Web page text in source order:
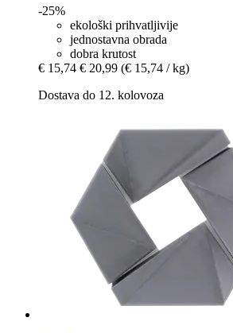
-25%
ekološki prihvatljivije
jednostavna obrada
dobra krutost
€ 15,74 € 20,99 (€ 15,74 / kg)
Dostava do 12. kolovoza